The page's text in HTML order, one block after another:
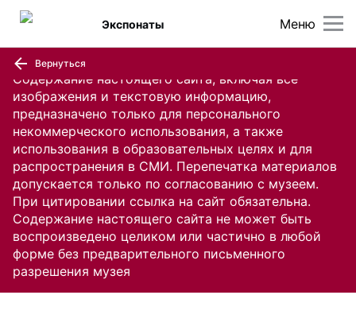
Содержание настоящего сайта, включая все
изображения и текстовую информацию,
предназначено только для персонального
некоммерческого использования, а также
использования в образовательных целях и для
распространения в СМИ. Перепечатка материалов
допускается только по согласованию с музеем.
При цитировании ссылка на сайт обязательна.
Содержание настоящего сайта не может быть
воспроизведено целиком или частично в любой
форме без предварительного письменного
разрешения музея
Меню
Экспонаты
Вернуться